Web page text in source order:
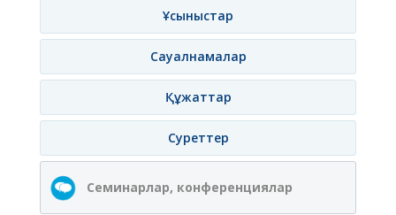
Ұсыныстар
Сауалнамалар
Құжаттар
Суреттер
Семинарлар, конференциялар